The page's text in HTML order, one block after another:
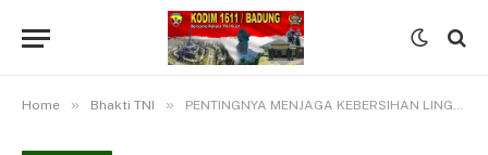
Home » Bhakti TNI » PENTINGNYA MENJAGA KEBERSIHAN LINGKUNGAN DAN KELESTARIAN DI PESISIR LAUT